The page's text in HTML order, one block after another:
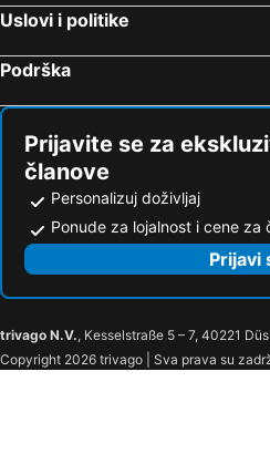
Uslovi i politike
Podrška
Prijavite se za
članove
Personalizuj doživljaj
Ponude za lojalnost i cene za
Prijavi
trivago N.V., Kesselstraße 5 – 7, 40221
Copyright 2026 trivago | Sva prava su